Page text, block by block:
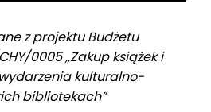
z projektu Budżetu
0005 ,,Zakup książek i
kulturalno-
bibliotekach”